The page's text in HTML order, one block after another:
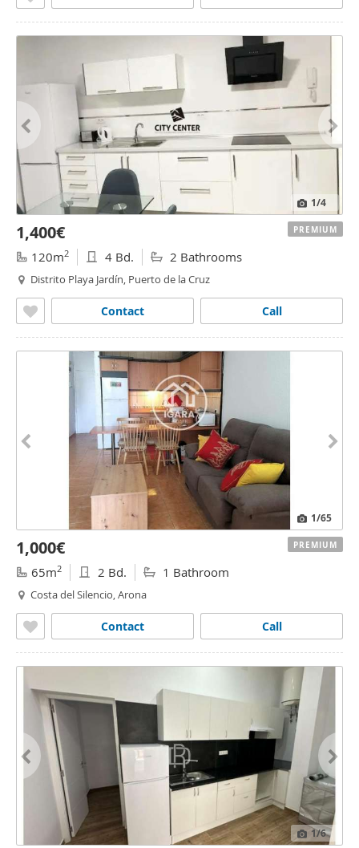
1/4
1,400€
120m2 4 Bd. 2 Bathrooms
Distrito Playa Jardín, Puerto de la Cruz
Call
Contact
PREMIUM
1/65
1,000€
65m2 2 Bd. 1 Bathroom
Costa del Silencio, Arona
Call
Contact
PREMIUM
1/6